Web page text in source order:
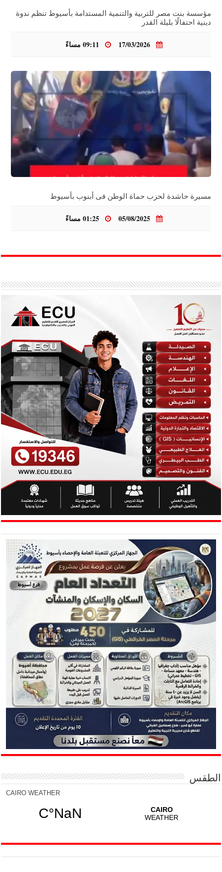
مؤسسة بنت مصر للتربية والتنمية المستدامة بأسيوط تنظم ندوة
دينية احتفالًا بليلة القدر
مسيرة حاشدة لحزب حماة الوطن فى أبنوب بأسيوط
الطقس
CAIRO WEATHER